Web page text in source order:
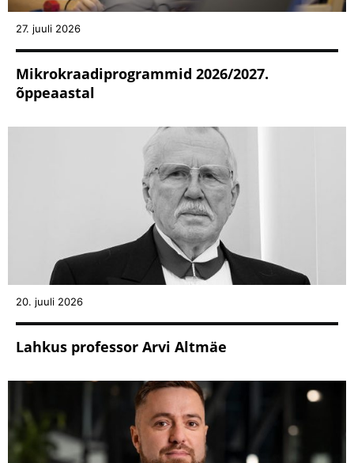
27. juuli 2026
Mikrokraadiprogrammid 2026/2027.
õppeaastal
20. juuli 2026
Lahkus professor Arvi Altmäe